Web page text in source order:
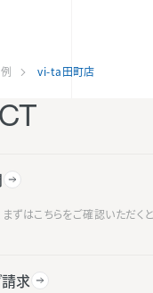
vi-ta田町店
ずはこちらをご確認いただく
求